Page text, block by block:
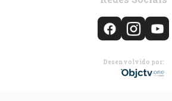
Desenvolvido por: